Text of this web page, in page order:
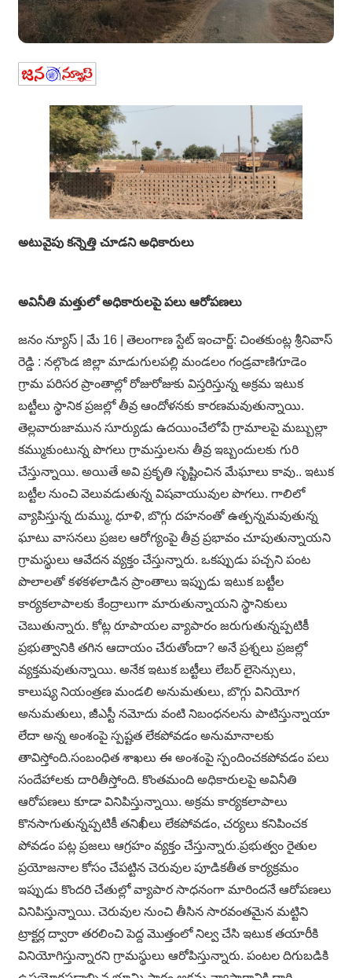
అటువైపు కన్నెత్తి చూడని అధికారులు
అవినీతి మత్తులో అధికారులపై పలు ఆరోపణలు
జనం న్యూస్ | మే 16 | తెలంగాణ స్టేట్ ఇంచార్జ్: చింతకుంట్ల శ్రీనివాస్
రెడ్డి : నల్గొండ జిల్లా మాడుగులపల్లి మండలం గండ్రవాణిగూడెం
గ్రామ పరిసర ప్రాంతాల్లో రోజురోజుకు విస్తరిస్తున్న అక్రమ ఇటుక
బట్టీలు స్థానిక ప్రజల్లో తీవ్ర ఆందోళనకు కారణమవుతున్నాయి.
తెల్లవారుజామున సూర్యుడు ఉదయించేలోపే గ్రామాలపై మబ్బుల్లా
కమ్ముకుంటున్న పొగలు గ్రామస్తులను తీవ్ర ఇబ్బందులకు గురి
చేస్తున్నాయి. అయితే అవి ప్రకృతి సృష్టించిన మేఘాలు కావు.. ఇటుక
బట్టీల నుంచి వెలువడుతున్న విషవాయువుల పొగలు. గాలిలో
వ్యాపిస్తున్న దుమ్ము, ధూళి, బొగ్గు దహనంతో ఉత్పన్నమవుతున్న
ఘాటు వాసనలు ప్రజల ఆరోగ్యంపై తీవ్ర ప్రభావం చూపుతున్నాయని
గ్రామస్థులు ఆవేదన వ్యక్తం చేస్తున్నారు. ఒకప్పుడు పచ్చని పంట
పొలాలతో కళకళలాడిన ప్రాంతాలు ఇప్పుడు ఇటుక బట్టీల
కార్యకలాపాలకు కేంద్రాలుగా మారుతున్నాయని స్థానికులు
చెబుతున్నారు. కోట్ల రూపాయల వ్యాపారం జరుగుతున్నప్పటికీ
ప్రభుత్వానికి తగిన ఆదాయం చేరుతోందా? అనే ప్రశ్నలు ప్రజల్లో
వ్యక్తమవుతున్నాయి. అనేక ఇటుక బట్టీలు లేబర్ లైసెన్సులు,
కాలుష్య నియంత్రణ మండలి అనుమతులు, బొగ్గు వినియోగ
అనుమతులు, జీఎస్టీ నమోదు వంటి నిబంధనలను పాటిస్తున్నాయా
లేదా అన్న అంశంపై స్పష్టత లేకపోవడం అనుమానాలకు
తావిస్తోంది.సంబంధిత శాఖలు ఈ అంశంపై స్పందించకపోవడం పలు
సందేహాలకు దారితీస్తోంది. కొంతమంది అధికారులపై అవినీతి
ఆరోపణలు కూడా వినిపిస్తున్నాయి. అక్రమ కార్యకలాపాలు
కొనసాగుతున్నప్పటికీ తనిఖీలు లేకపోవడం, చర్యలు కనిపించక
పోవడం పట్ల ప్రజలు ఆగ్రహం వ్యక్తం చేస్తున్నారు.ప్రభుత్వం రైతుల
ప్రయోజనాల కోసం చేపట్టిన చెరువుల పూడికతీత కార్యక్రమం
ఇప్పుడు కొందరి చేతుల్లో వ్యాపార సాధనంగా మారిందనే ఆరోపణలు
వినిపిస్తున్నాయి. చెరువుల నుంచి తీసిన సారవంతమైన మట్టిని
ట్రాక్టర్ల ద్వారా తరలించి పెద్ద మొత్తంలో నిల్వ చేసి ఇటుక తయారీకి
వినియోగిస్తున్నారని గ్రామస్థులు ఆరోపిస్తున్నారు. పంటల దిగుబడికి